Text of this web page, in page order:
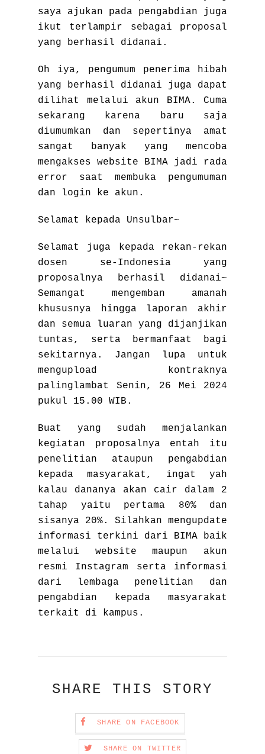
saya ajukan pada pengabdian juga
ikut terlampir sebagai proposal
yang berhasil didanai.
Oh iya, pengumum penerima hibah
yang berhasil didanai juga dapat
dilihat melalui akun BIMA. Cuma
sekarang karena baru saja
diumumkan dan sepertinya amat
sangat banyak yang mencoba
mengakses website BIMA jadi rada
error saat membuka pengumuman
dan login ke akun.
Selamat kepada Unsulbar~
Selamat juga kepada rekan-rekan
dosen se-Indonesia yang
proposalnya berhasil didanai~
Semangat mengemban amanah
khususnya hingga laporan akhir
dan semua luaran yang dijanjikan
tuntas, serta bermanfaat bagi
sekitarnya. Jangan lupa untuk
mengupload kontraknya
palinglambat Senin, 26 Mei 2024
pukul 15.00 WIB.
Buat yang sudah menjalankan
kegiatan proposalnya entah itu
penelitian ataupun pengabdian
kepada masyarakat, ingat yah
kalau dananya akan cair dalam 2
tahap yaitu pertama 80% dan
sisanya 20%. Silahkan mengupdate
informasi terkini dari BIMA baik
melalui website maupun akun
resmi Instagram serta informasi
dari lembaga penelitian dan
pengabdian kepada masyarakat
terkait di kampus.
SHARE THIS STORY
SHARE ON FACEBOOK
SHARE ON TWITTER